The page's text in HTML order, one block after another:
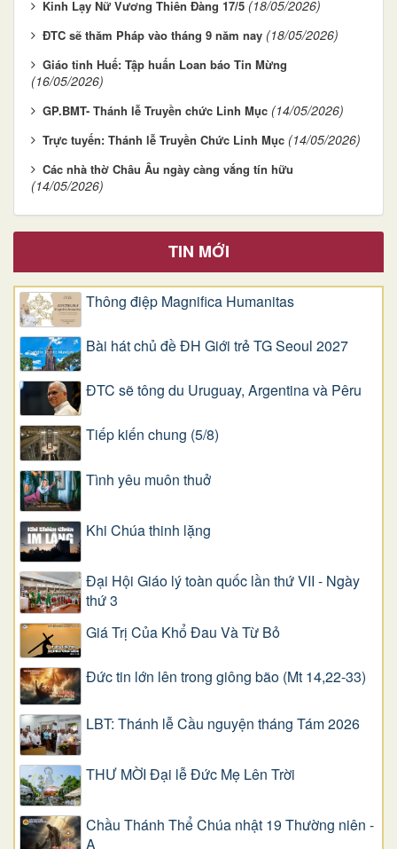
Kinh Lạy Nữ Vương Thiên Đàng 17/5 (18/05/2026)
ĐTC sẽ thăm Pháp vào tháng 9 năm nay (18/05/2026)
Giáo tỉnh Huế: Tập huấn Loan báo Tin Mừng
(16/05/2026)
GP.BMT- Thánh lễ Truyền chức Linh Mục (14/05/2026)
Trực tuyến: Thánh lễ Truyền Chức Linh Mục (14/05/2026)
Các nhà thờ Châu Âu ngày càng vắng tín hữu
(14/05/2026)
TIN MỚI
Thông điệp Magnifica Humanitas
Bài hát chủ đề ĐH Giới trẻ TG Seoul 2027
ĐTC sẽ tông du Uruguay, Argentina và Pêru
Tiếp kiến chung (5/8)
Tình yêu muôn thuở
Khi Chúa thinh lặng
Đại Hội Giáo lý toàn quốc lần thứ VII - Ngày
thứ 3
Giá Trị Của Khổ Ðau Và Từ Bỏ
Đức tin lớn lên trong giông bão (Mt 14,22-33)
LBT: Thánh lễ Cầu nguyện tháng Tám 2026
THƯ MỜI Đại lễ Đức Mẹ Lên Trời
Chầu Thánh Thể Chúa nhật 19 Thường niên -
A